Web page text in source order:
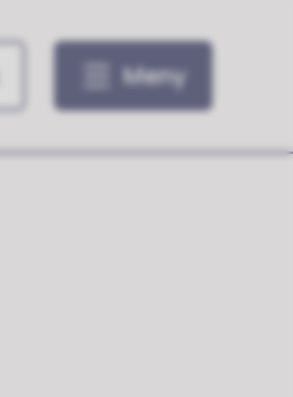
Meny